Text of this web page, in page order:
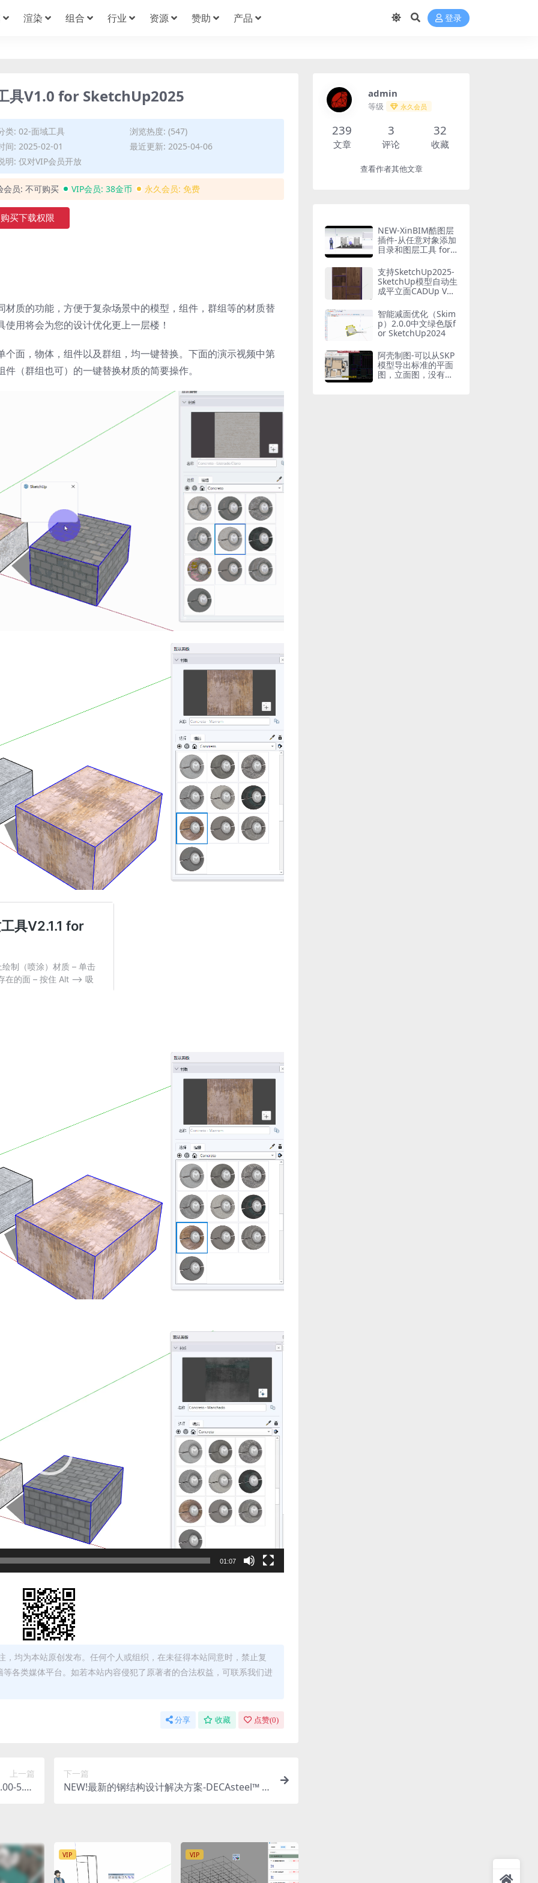
渲染 组合 行业 资源 赞助 产品 登录
具V1.0 for SketchUp2025
类: 02-面域工具
浏览热度: (547)
间: 2025-02-01
最近更新: 2025-04-06
明: 仅对VIP会员开放
会员: 不可购买 VIP会员: 38金币 永久会员: 免费
购买下载权限
质的功能，方便于复杂场景中的模型，组件，群组等的材质替
用将会为您的设计优化更上一层楼！
面，物体，组件以及群组，均一键替换。下面的演示视频中第
（群组也可）的一键替换材质的简要操作。
01:07
均为本站原创发布。任何个人或组织，在未征得本站同意时，禁止复
各类媒体平台。如若本站内容侵犯了原著者的合法权益，可联系我们进
分享 收藏 点赞(0)
上一篇
5.00
下一篇
NEW!最新的钢结构设计解决方案-DECAsteel™ f
VIP VIP
admin
等级 永久会员
239
文章
3
评论
32
收藏
查看作者其他文章
NEW-XinBIM酷图层
插件-从任意对象添加
目录和图层工具 for S
支持SketchUp2025-
SketchUp模型自动生
成平立面CADUp V2.
智能减面优化（Skim
p）2.0.0中文绿色版f
or SketchUp2024
阿壳制图-可以从SKP
模型导出标准的平面
图，立面图，没有断